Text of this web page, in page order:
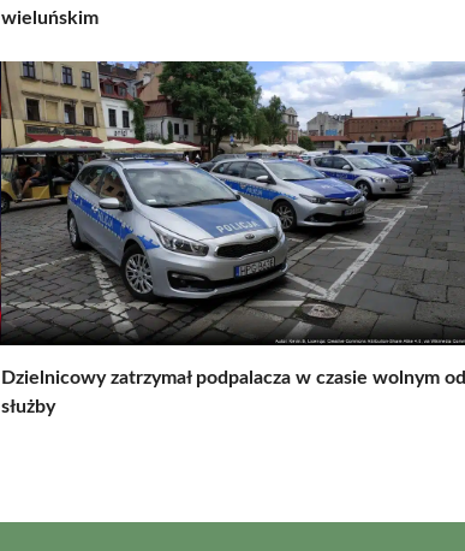
wieluńskim
Dzielnicowy zatrzymał podpalacza w czasie wolnym od
służby